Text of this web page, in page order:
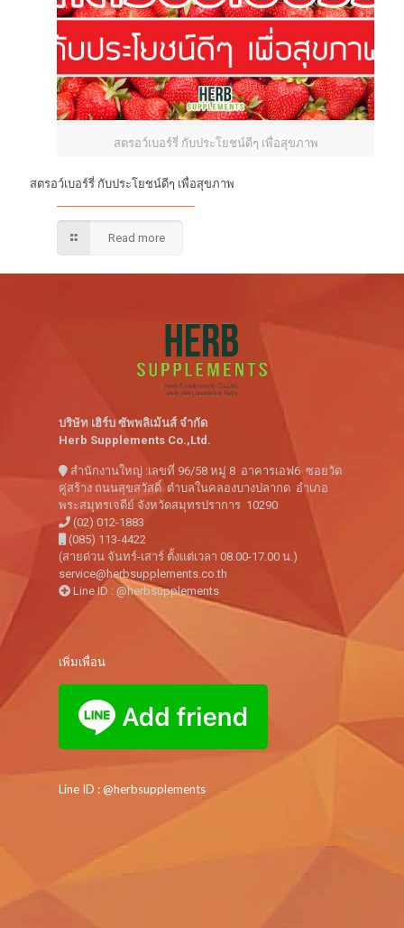
สตรอว์เบอร์รี่ กับประโยชน์ดีๆ เพื่อสุขภาพ
สตรอว์เบอร์รี่ กับประโยชน์ดีๆ เพื่อสุขภาพ
Read more
บริษัท เฮิร์บ ซัพพลิเม้นส์ จำกัด
Herb Supplements Co.,Ltd.
สำนักงานใหญ่ :เลขที่ 96/58 หมู่ 8 อาคารเอฟ6 ซอยวัด
คู่สร้าง ถนนสุขสวัสดิ์ ตำบลในคลองบางปลากด อำเภอ
พระสมุทรเจดีย์ จังหวัดสมุทรปราการ 10290
(02) 012-1883
(085) 113-4422
(สายด่วน จันทร์-เสาร์ ตั้งแต่เวลา 08.00-17.00 น.)
service@herbsupplements.co.th
Line ID : @herbsupplements
เพิ่มเพื่อน
Line ID : @herbsupplements